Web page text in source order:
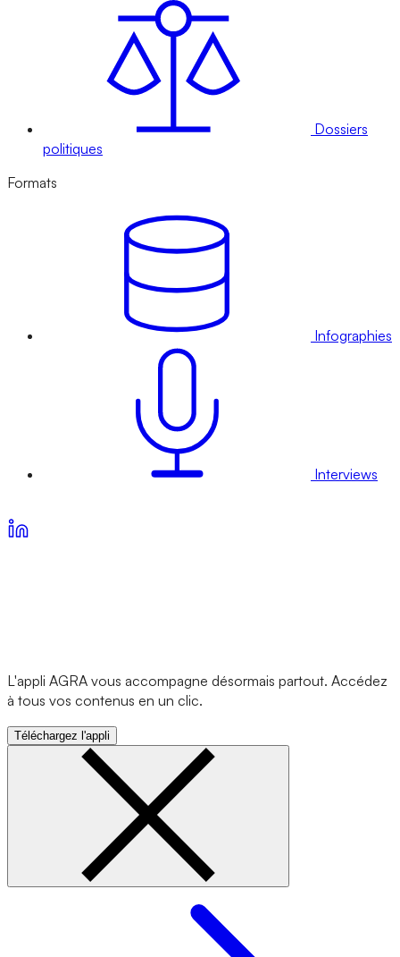
Dossiers
politiques
Formats
Infographies
Interviews
L'appli AGRA vous accompagne désormais partout. Accédez
à tous vos contenus en un clic.
Téléchargez l'appli